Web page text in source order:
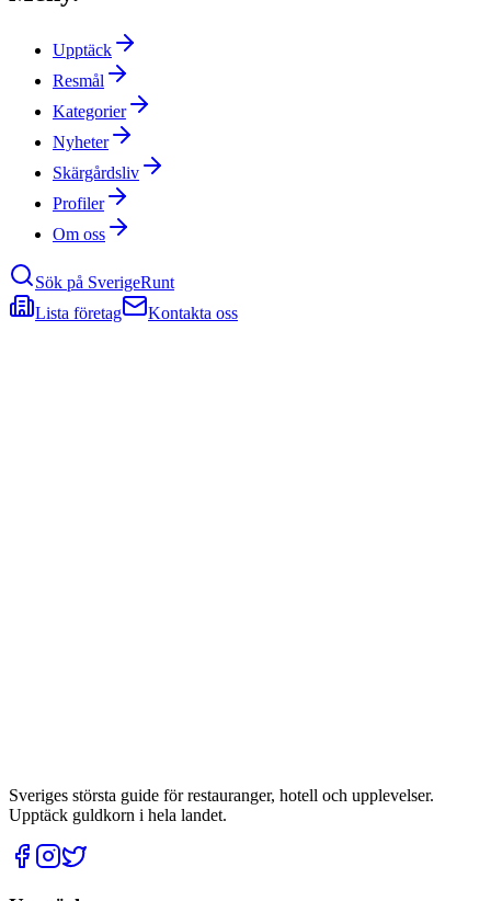
Upptäck
Resmål
Kategorier
Nyheter
Skärgårdsliv
Profiler
Om oss
Sök på SverigeRunt
Lista företag
Kontakta oss
Sveriges största guide för restauranger, hotell och upplevelser.
Upptäck guldkorn i hela landet.